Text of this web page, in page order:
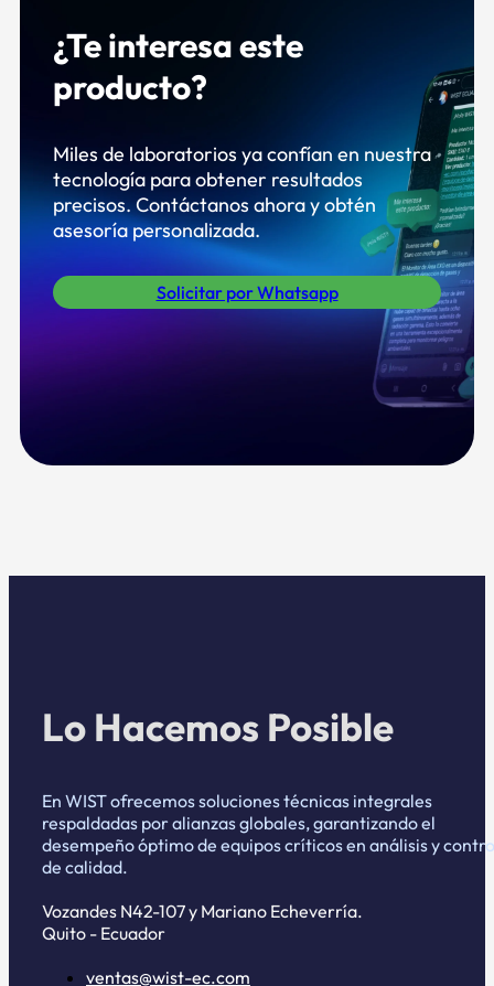
¿Te interesa este
producto?
Miles de laboratorios ya confían en nuestra
tecnología para obtener resultados
precisos. Contáctanos ahora y obtén
asesoría personalizada.
Solicitar por Whatsapp
Lo Hacemos Posible
En WIST ofrecemos soluciones técnicas integrales
respaldadas por alianzas globales, garantizando el
desempeño óptimo de equipos críticos en análisis y
de calidad.
Vozandes N42-107 y Mariano Echeverría.
Quito - Ecuador
ventas@wist-ec.com